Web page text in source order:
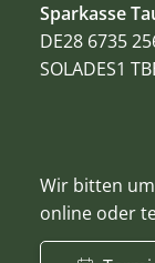
Sparkasse
DE28 6735
SOLADES1
Wir bitten
online oder